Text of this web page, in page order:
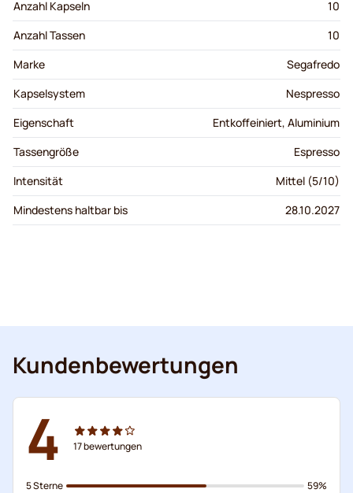
Anzahl Kapseln
10
Anzahl Tassen
10
Marke
Segafredo
Kapselsystem
Nespresso
Eigenschaft
Entkoffeiniert, Aluminium
Tassengröße
Espresso
Intensität
Mittel (5/10)
Mindestens haltbar bis
28.10.2027
Kundenbewertungen
4 17bewertungen
5 Sterne
59%